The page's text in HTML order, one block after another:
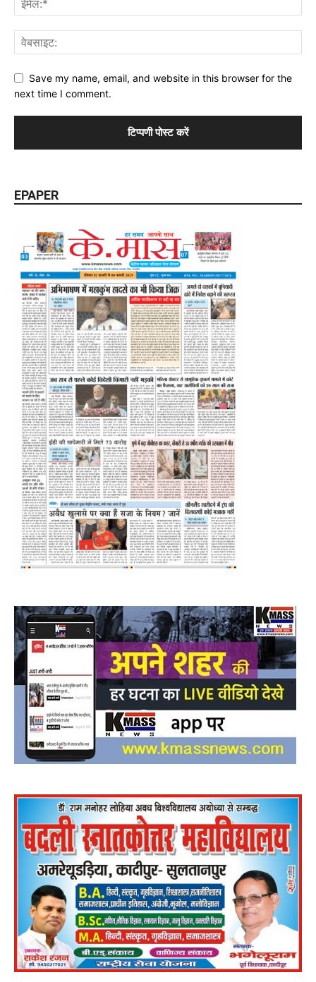
Save my name, email, and website in this browser for the
next time I comment.
EPAPER